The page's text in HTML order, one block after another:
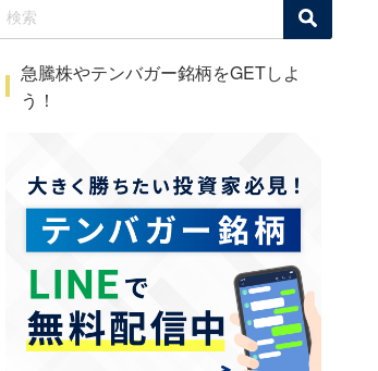
急騰株やテンバガー銘柄をGETしよ
う！